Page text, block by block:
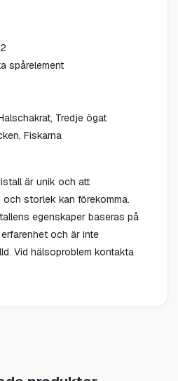
spårelement
Tredje ögat
Fiskarna
är unik och att
storlek kan förekomma.
egenskaper baseras på
och är inte
Vid hälsoproblem kontakta